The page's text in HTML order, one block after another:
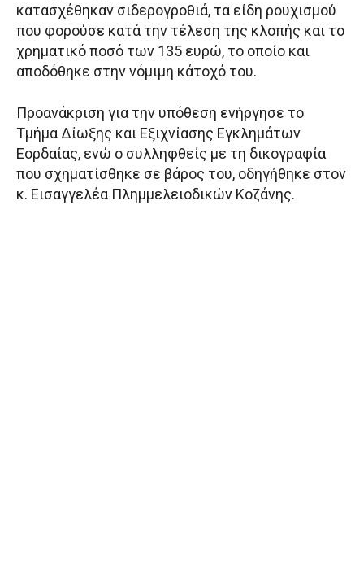
κατασχέθηκαν σιδερογροθιά, τα είδη ρουχισμού
που φορούσε κατά την τέλεση της κλοπής και το
χρηματικό ποσό των 135 ευρώ, το οποίο και
αποδόθηκε στην νόμιμη κάτοχό του.
Προανάκριση για την υπόθεση ενήργησε το
Τμήμα Δίωξης και Εξιχνίασης Εγκλημάτων
Εορδαίας, ενώ ο συλληφθείς με τη δικογραφία
που σχηματίσθηκε σε βάρος του, οδηγήθηκε στoν
κ. Εισαγγελέα Πλημμελειοδικών Κοζάνης.